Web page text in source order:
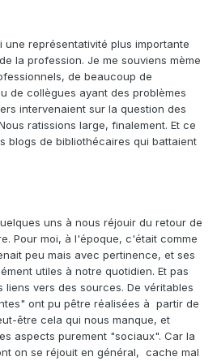
une représentativité plus importante
la profession. Je me souviens mème
de beaucoup de
de collègues ayant des problèmes
intervenaient sur la question des
ratissions large, finalement. Et ce
blogs de bibliothécaires qui battaient
uns à nous réjouir du retour de
Pour moi, à l'époque, c'était comme
peu mais avec pertinence, et ses
utiles à notre quotidien. Et pas
liens vers des sources. De véritables
ont pu pêtre réalisées à partir de
être cela qui nous manque, et
aspects purement "sociaux". Car la
on se réjouit en général, cache mal